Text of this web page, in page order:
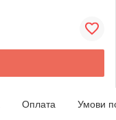
Оплата Умови